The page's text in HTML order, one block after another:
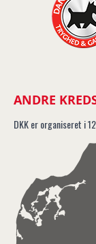
ANDRE
DKK er organiseret i